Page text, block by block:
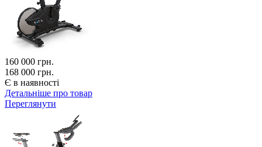
160 000 грн.
168 000 грн.
Є в наявності
Детальніше про товар
Переглянути